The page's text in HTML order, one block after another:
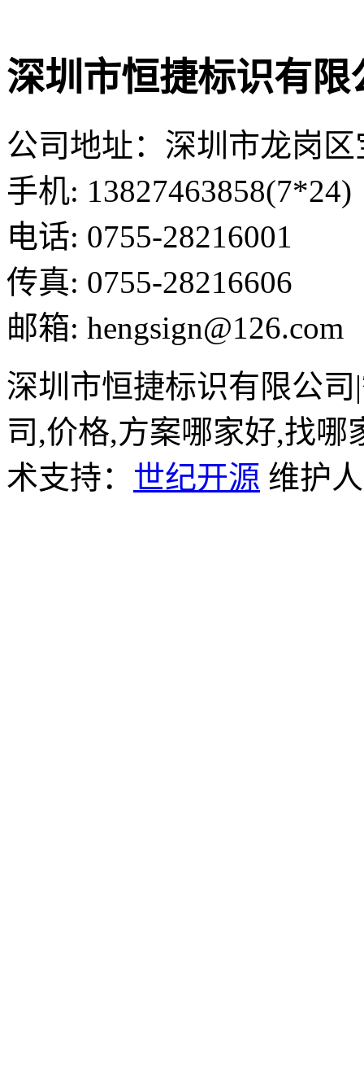
深圳市恒捷标识有限
公司地址：深圳市龙岗
手机: 13827463858(7*24)
电话: 0755-28216001
传真: 0755-28216606
邮箱: hengsign@126.com
深圳市恒捷标识有限公
司,价格,方案哪家好,找哪
术支持： 世纪开源 维护